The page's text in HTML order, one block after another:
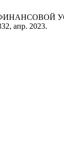
апр. 2023.